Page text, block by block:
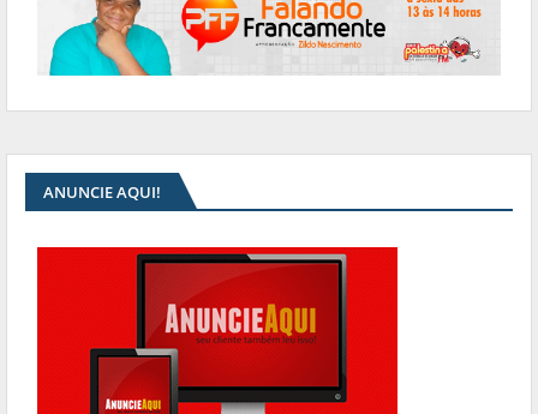
ANUNCIE AQUI!